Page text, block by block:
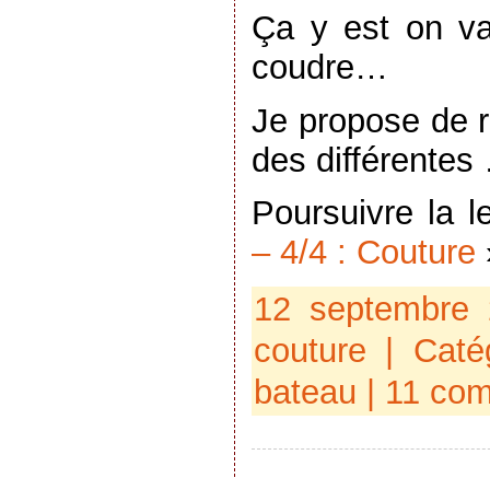
Ça y est on
coudre…
Je propose de
des
Poursuivre la
– 4/4 : Couture
12
couture |
bateau
11